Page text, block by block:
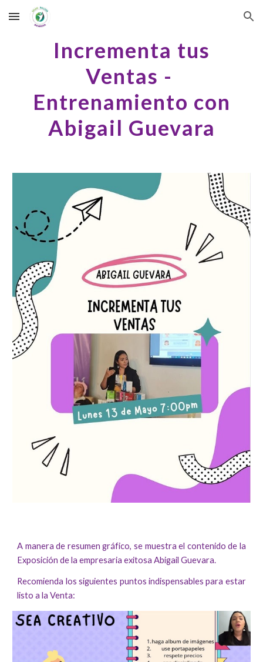
Skip to main content Skip to navigation
Incrementa tus
Ventas -
Entrenamiento con
Abigail Guevara
A manera de resumen gráfico, se muestra el contenido de la
Exposición de la empresaria exitosa Abigail Guevara.
Recomienda los siguientes puntos indispensables para estar
listo a la Venta: